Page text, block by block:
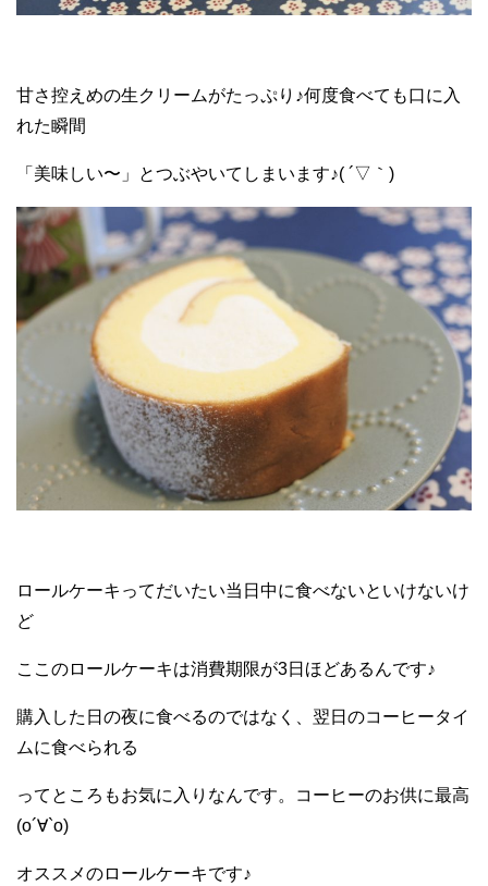
甘さ控えめの生クリームがたっぷり♪何度食べても口に入
れた瞬間
「美味しい〜」とつぶやいてしまいます♪( ´▽｀)
ロールケーキってだいたい当日中に食べないといけないけ
ど
ここのロールケーキは消費期限が3日ほどあるんです♪
購入した日の夜に食べるのではなく、翌日のコーヒータイ
ムに食べられる
ってところもお気に入りなんです。コーヒーのお供に最高
(о´∀`о)
オススメのロールケーキです♪